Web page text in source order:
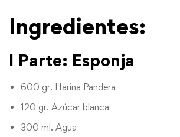
Ingredientes:
I Parte: Esponja
600 gr. Harina Pandera
120 gr. Azúcar blanca
300 ml. Agua